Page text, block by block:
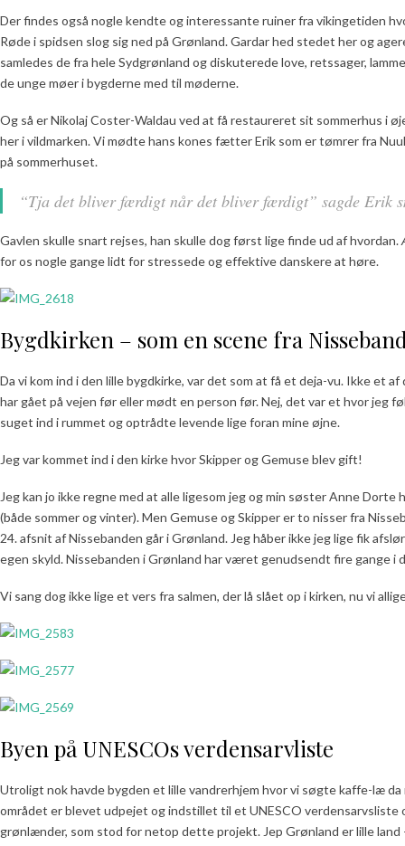
Der findes også nogle kendte og interessante ruiner fra vikingetiden
Røde i spidsen slog sig ned på Grønland. Gardar hed stedet her og
samledes de fra hele Sydgrønland og diskuterede love, retssager,
de unge møer i bygderne med til møderne.
Og så er Nikolaj Coster-Waldau ved at få restaureret sit sommerhus i
her i vildmarken. Vi mødte hans kones fætter Erik som er tømrer fra
på sommerhuset.
“Tja det bliver færdigt når det bliver færdigt” sagde Erik
Gavlen skulle snart rejses, han skulle dog først lige finde ud af
for os nogle gange lidt for stressede og effektive danskere at høre.
Bygdkirken – som en scene fra
Da vi kom ind i den lille bygdkirke, var det som at få et deja-vu. Ikke et
har gået på vejen før eller mødt en person før. Nej, det var et hvor jeg
suget ind i rummet og optrådte levende lige foran mine øjne.
Jeg var kommet ind i den kirke hvor Skipper og Gemuse blev gift!
Jeg kan jo ikke regne med at alle ligesom jeg og min søster Anne
(både sommer og vinter). Men Gemuse og Skipper er to nisser fra
24. afsnit af Nissebanden går i Grønland. Jeg håber ikke jeg lige fik
egen skyld. Nissebanden i Grønland har været genudsendt fire gange i
Vi sang dog ikke lige et vers fra salmen, der lå slået op i kirken, nu vi
Byen på UNESCOs verdensarvliste
Utroligt nok havde bygden et lille vandrerhjem hvor vi søgte kaffe-læ
området er blevet udpejet og indstillet til et UNESCO verdensarvsliste
grønlænder, som stod for netop dette projekt. Jep Grønland er lille